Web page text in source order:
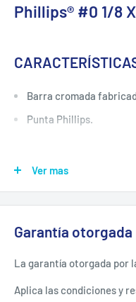
Phillips® #0 1/8
Barra cromada
Punta Phillips.
Categoría: Punta Phillips
Longitud De Barra: 8"
Tipo De Punta: Phillips
Ver mas
Garantía otorgada
La garantía otorgada por
Aplica las condiciones y